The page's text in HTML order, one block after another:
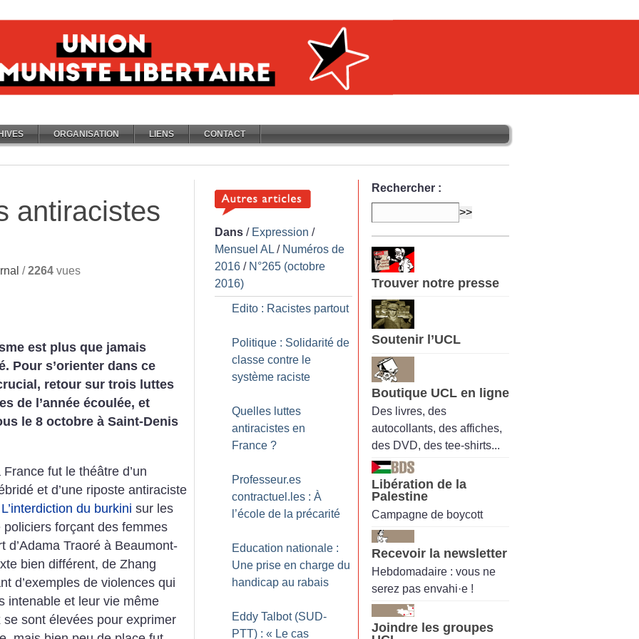
ORGANISATION LIENS CONTACT
antiracistes
/2264 vues
est plus que jamais
Pour s’orienter dans ce
retour sur trois luttes
de l’année écoulée, et
le 8 octobre à Saint-Denis
fut le théâtre d’un
et d’une riposte antiraciste
L’interdiction du burkini sur les
forçant des femmes
d’Adama Traoré à Beaumont-
bien différent, de Zhang
d’exemples de violences qui
intenable et leur vie même
sont élevées pour exprimer
Dans / Expression /
Mensuel AL / Numéros de
2016 / N°265 (octobre
2016)
Edito : Racistes partout
Politique : Solidarité de
classe contre le
système raciste
Quelles luttes
antiracistes en
France ?
Professeur.es
contractuel.les : À
l’école de la précarité
Education nationale :
Une prise en charge du
handicap au rabais
Eddy Talbot (SUD-
PTT) : « Le cas
Rechercher :
Trouver notre presse
Soutenir l’UCL
Boutique UCL en ligne
Des livres, des
autocollants, des affiches,
des DVD, des tee-shirts...
Libération de la
Palestine
Campagne de boycott
Recevoir la newsletter
Hebdomadaire : vous ne
serez pas envahi·e !
Joindre les groupes